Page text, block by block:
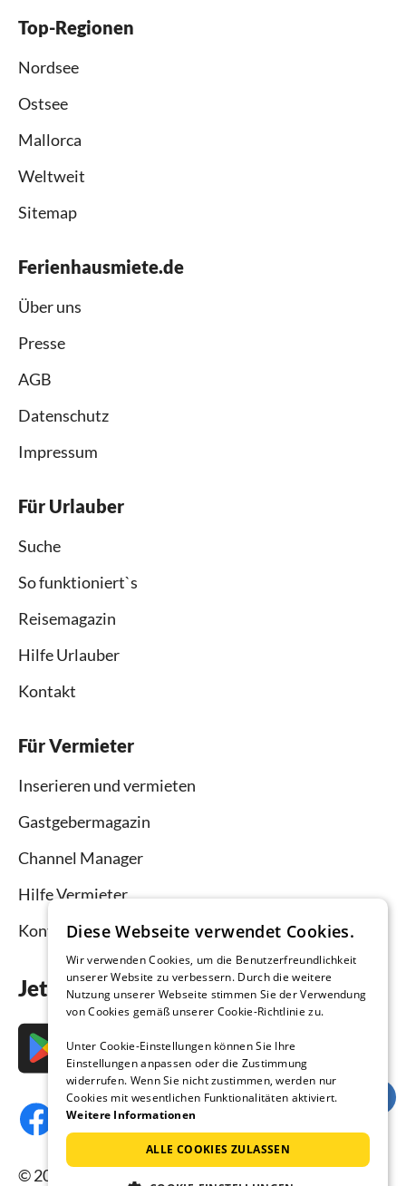
Top-Regionen
Nordsee
Ostsee
Mallorca
Weltweit
Sitemap
Ferienhausmiete.de
Über uns
Presse
AGB
Datenschutz
Impressum
Für Urlauber
Suche
So funktioniert`s
Reisemagazin
Hilfe Urlauber
Kontakt
Für Vermieter
Inserieren und vermieten
Gastgebermagazin
Channel Manager
Hilfe Vermieter
Kontakt
Jetzt die App downloaden
© 2026 Ferienhausmiete.de, alle Rechte
Diese Webseite verwendet Cookies.
Wir verwenden Cookies, um die Benutzerfreundlichkeit
unserer Website zu verbessern. Durch die weitere
Nutzung unserer Webseite stimmen Sie der Verwendung
von Cookies gemäß unserer Cookie-Richtlinie zu.
Unter Cookie-Einstellungen können Sie Ihre
Einstellungen anpassen oder die Zustimmung
widerrufen. Wenn Sie nicht zustimmen, werden nur
Cookies mit wesentlichen Funktionalitäten aktiviert.
Weitere Informationen
ALLE COOKIES ZULASSEN